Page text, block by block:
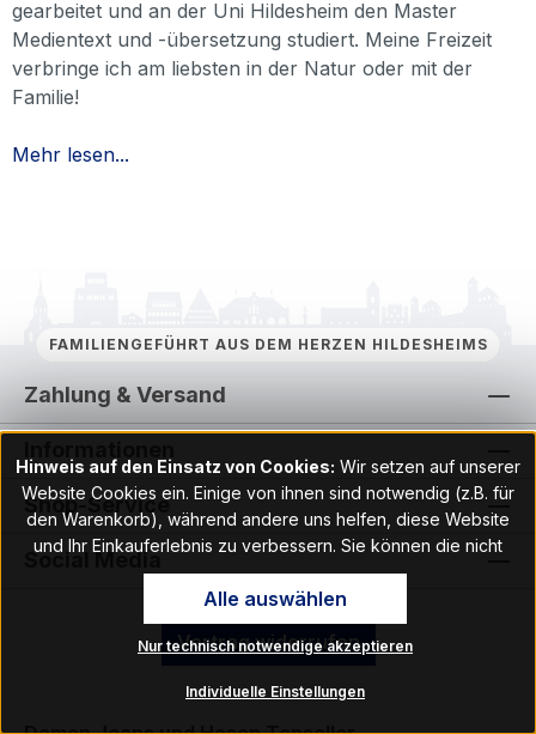
gearbeitet und an der Uni Hildesheim den Master
Medientext und -übersetzung studiert. Meine Freizeit
verbringe ich am liebsten in der Natur oder mit der
Familie!
Mehr lesen...
FAMILIENGEFÜHRT AUS DEM HERZEN HILDESHEIMS
Zahlung & Versand
Shop-Service
Social Media
Vertrag widerrufen
Hinweis auf den Einsatz von Cookies: Wir setzen auf unserer
Website Cookies ein. Einige von ihnen sind notwendig (z.B. für
den Warenkorb), während andere uns helfen, diese Website
und Ihr Einkauferlebnis zu verbessern. Sie können die nicht
notwendigen Cookies mit Klick auf „OK“ akzeptieren oder per
Klick auf "Nur technisch notwendige akzeptieren" ablehnen. Den
Zugang zu den Cookie-Einstellungen finden Sie im Fußbereich
unserer Website im Menüpunkt „Informationen“. Dort können Sie
Hinweis auf Verarbeitung Ihrer auf dieser Webseite erhobenen
Nur technisch notwendige akzeptieren
Individuelle Einstellungen
Alle auswählen